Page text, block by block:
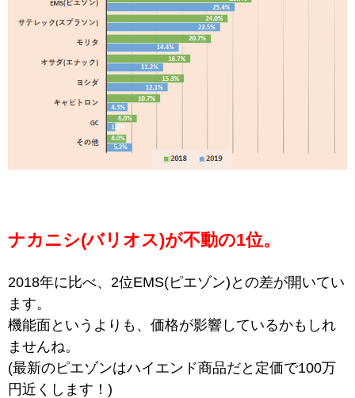
ナカニシ(バリオス)が不動の1位。
2018年に比べ、2位EMS(ピエゾン)との差が開いてい
ます。
機能面というよりも、価格が影響しているかもしれ
ませんね。
(最新のピエゾンはハイエンド商品だと定価で100万
円近くします！)